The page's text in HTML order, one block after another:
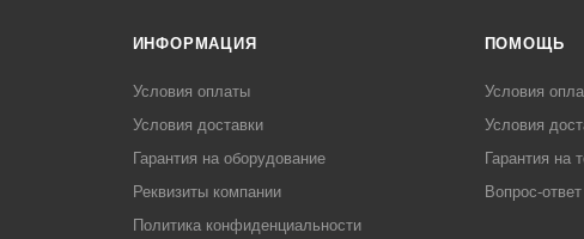
ИНФОРМАЦИЯ
Условия оплаты
Условия доставки
Гарантия на оборудование
Реквизиты компании
Политика конфиденциальности
ПОМОЩЬ
Условия
Условия
Гарантия на
Вопрос-ответ